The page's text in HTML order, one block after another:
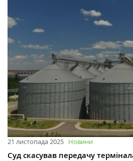
21 листопада 2025 Новини
Суд скасував передачу